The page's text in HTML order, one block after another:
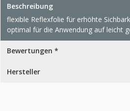
Beschreibung
flexible Reflexfolie für erhöhte
optimal für die Anwendung auf leicht
Bewertungen *
Hersteller